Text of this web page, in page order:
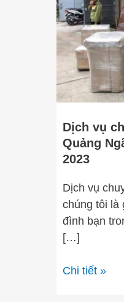
Dịch vụ
Quảng
2023
Dịch vụ
chúng tôi là
đình bạn
[…]
nhà
trọn
gói
Quảng
Ngãi
gia
đình
bạn
năm
2023
Chi tiết »